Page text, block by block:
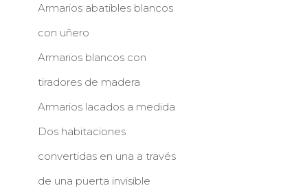
Armarios abatibles blancos
con uñero
Armarios blancos con
tiradores de madera
Armarios lacados a medida
Dos habitaciones
convertidas en una a través
de una puerta invisible